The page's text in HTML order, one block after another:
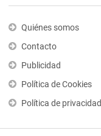
Quiénes somos
Contacto
Publicidad
Política de Cookies
Política de privacidad